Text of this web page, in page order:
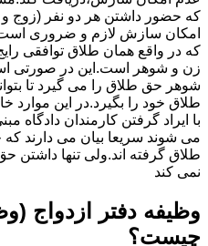
که حضور داشتن هر دو نفر (زوج
امکان سازش لازم و ضروری
که در واقع همان طلاق توافقی
زن و شوهر است.این در صورتی
شوهر حق طلاق را می گیرد تا
طلاق خود را بگیرد.در این موارد
با ایراد گرفتن کارمندان دادگاه
می شوند سریعا بیان می دارند که
طلاق گرفته اند.ولی تنها
نمی کند
وظیفه دفتر ازدواج
چیست؟